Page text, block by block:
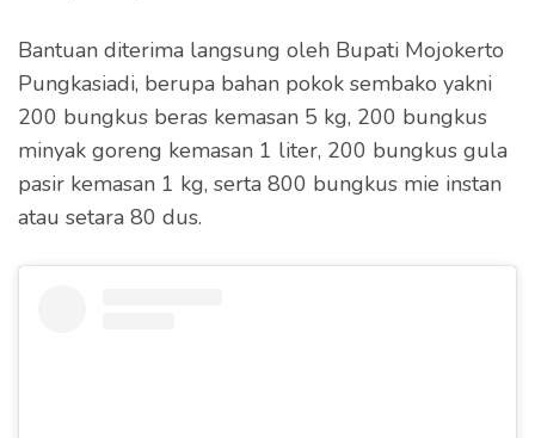
Bantuan diterima langsung oleh Bupati Mojokerto
Pungkasiadi, berupa bahan pokok sembako yakni
200 bungkus beras kemasan 5 kg, 200 bungkus
minyak goreng kemasan 1 liter, 200 bungkus gula
pasir kemasan 1 kg, serta 800 bungkus mie instan
atau setara 80 dus.